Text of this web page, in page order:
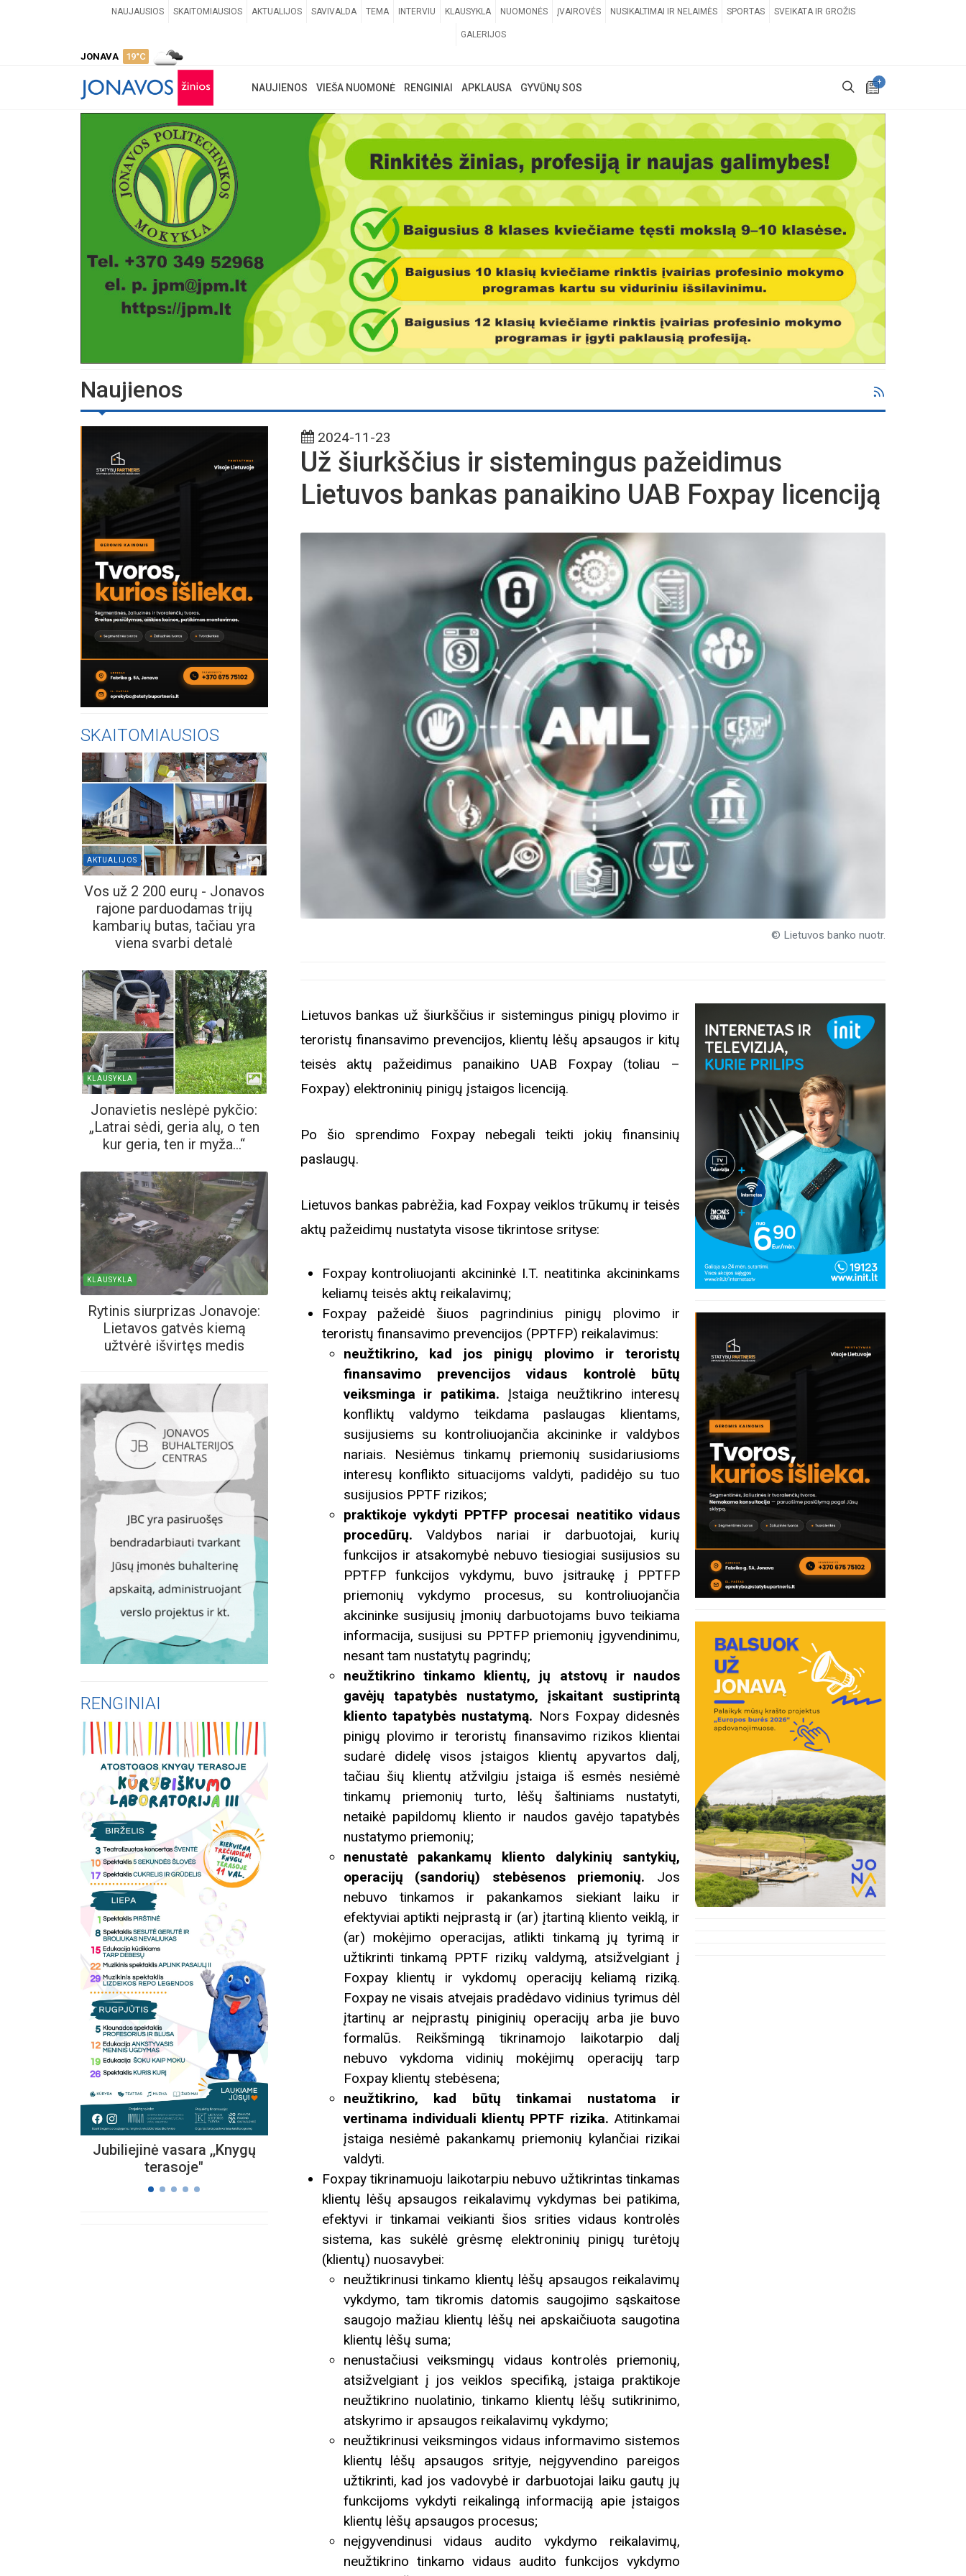
NAUJAUSIOS SKAITOMIAUSIOS AKTUALIJOS SAVIVALDA TEMA INTERVIU KLAUSYKLA NUOMONĖS ĮVAIROVĖS NUSIKALTIMAI IR NELAIMĖS SPORTAS SVEIKATA IR GROŽIS
GALERIJOS
JONAVA 19°C
+
NAUJIENOS VIEŠA NUOMONĖ RENGINIAI APKLAUSA GYVŪNŲ SOS
Naujienos
SKAITOMIAUSIOS
AKTUALIJOS
Vos už 2 200 eurų - Jonavos
rajone parduodamas trijų
kambarių butas, tačiau yra
viena svarbi detalė
KLAUSYKLA
Jonavietis neslėpė pykčio:
„Latrai sėdi, geria alų, o ten
kur geria, ten ir myža...“
KLAUSYKLA
Rytinis siurprizas Jonavoje:
Lietavos gatvės kiemą
užtvėrė išvirtęs medis
RENGINIAI
Jubiliejinė vasara ,,Knygų
terasoje"
Kviečiame aplankyti parodą
„Nusišypsok mums,
Viešpatie“. Legendinio
spektaklio kelionė“
Biblioteka kviečia į renginius
rugpjūčio mėnesį
2024-11-23
Už šiurkščius ir sistemingus pažeidimus
Lietuvos bankas panaikino UAB Foxpay licenciją
© Lietuvos banko nuotr.
Lietuvos bankas už šiurkščius ir sistemingus pinigų plovimo ir
teroristų finansavimo prevencijos, klientų lėšų apsaugos ir kitų
teisės aktų pažeidimus panaikino UAB Foxpay (toliau –
Foxpay) elektroninių pinigų įstaigos licenciją.
Po šio sprendimo Foxpay nebegali teikti jokių finansinių
paslaugų.
Lietuvos bankas pabrėžia, kad Foxpay veiklos trūkumų ir teisės
aktų pažeidimų nustatyta visose tikrintose srityse:
Foxpay kontroliuojanti akcininkė I.T. neatitinka akcininkams
keliamų teisės aktų reikalavimų;
Foxpay pažeidė šiuos pagrindinius pinigų plovimo ir
teroristų finansavimo prevencijos (PPTFP) reikalavimus:
neužtikrino, kad jos pinigų plovimo ir teroristų
finansavimo prevencijos vidaus kontrolė būtų
veiksminga ir patikima.
Įstaiga neužtikrino interesų
konfliktų valdymo teikdama paslaugas klientams,
susijusiems su kontroliuojančia akcininke ir valdybos
nariais. Nesiėmus tinkamų priemonių susidariusioms
interesų konflikto situacijoms valdyti, padidėjo su tuo
susijusios PPTF rizikos;
praktikoje vykdyti PPTFP procesai neatitiko vidaus
procedūrų.
Valdybos nariai ir darbuotojai, kurių
funkcijos ir atsakomybė nebuvo tiesiogiai susijusios su
PPTFP funkcijos vykdymu, buvo įsitraukę į PPTFP
priemonių vykdymo procesus, su kontroliuojančia
akcininke susijusių įmonių darbuotojams buvo teikiama
informacija, susijusi su PPTFP priemonių įgyvendinimu,
nesant tam nustatytų pagrindų;
neužtikrino tinkamo klientų, jų atstovų ir naudos
gavėjų tapatybės nustatymo, įskaitant sustiprintą
kliento tapatybės nustatymą. Nors Foxpay didesnės
pinigų plovimo ir teroristų finansavimo rizikos klientai
sudarė didelę visos įstaigos klientų apyvartos dalį,
tačiau šių klientų atžvilgiu įstaiga iš esmės nesiėmė
tinkamų priemonių turto, lėšų šaltiniams nustatyti,
netaikė papildomų kliento ir naudos gavėjo tapatybės
nustatymo priemonių;
nenustatė pakankamų kliento dalykinių santykių,
operacijų (sandorių) stebėsenos priemonių.
Jos
nebuvo tinkamos ir pakankamos siekiant laiku ir
efektyviai aptikti neįprastą ir (ar) įtartiną kliento veiklą, ir
(ar) mokėjimo operacijas, atlikti tinkamą jų tyrimą ir
užtikrinti tinkamą PPTF rizikų valdymą, atsižvelgiant į
Foxpay klientų ir vykdomų operacijų keliamą riziką.
Foxpay ne visais atvejais pradėdavo vidinius tyrimus dėl
įtartinų ar neįprastų piniginių operacijų arba jie buvo
formalūs. Reikšmingą tikrinamojo laikotarpio dalį
nebuvo vykdoma vidinių mokėjimų operacijų tarp
Foxpay klientų stebėsena;
neužtikrino, kad būtų tinkamai nustatoma ir
vertinama individuali klientų PPTF rizika. Atitinkamai
įstaiga nesiėmė pakankamų priemonių kylančiai rizikai
valdyti.
Foxpay tikrinamuoju laikotarpiu nebuvo užtikrintas tinkamas
klientų lėšų apsaugos reikalavimų vykdymas bei patikima,
efektyvi ir tinkamai veikianti šios srities vidaus kontrolės
sistema, kas sukėlė grėsmę elektroninių pinigų turėtojų
(klientų) nuosavybei:
neužtikrinusi tinkamo klientų lėšų apsaugos reikalavimų
vykdymo, tam tikromis datomis saugojimo sąskaitose
saugojo mažiau klientų lėšų nei apskaičiuota saugotina
klientų lėšų suma;
nenustačiusi veiksmingų vidaus kontrolės priemonių,
atsižvelgiant į jos veiklos specifiką, įstaiga praktikoje
neužtikrino nuolatinio, tinkamo klientų lėšų sutikrinimo,
atskyrimo ir apsaugos reikalavimų vykdymo;
neužtikrinusi veiksmingos vidaus informavimo sistemos
klientų lėšų apsaugos srityje, neįgyvendino pareigos
užtikrinti, kad jos vadovybė ir darbuotojai laiku gautų jų
funkcijoms vykdyti reikalingą informaciją apie įstaigos
klientų lėšų apsaugos procesus;
neįgyvendinusi vidaus audito vykdymo reikalavimų,
neužtikrino tinkamo vidaus audito funkcijos vykdymo